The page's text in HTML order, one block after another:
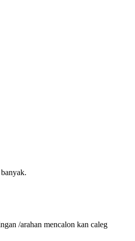
/arahan mencalon kan caleg